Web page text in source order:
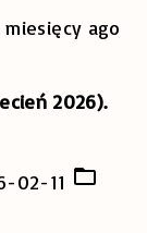
miesięcy ago
2026).
02-11